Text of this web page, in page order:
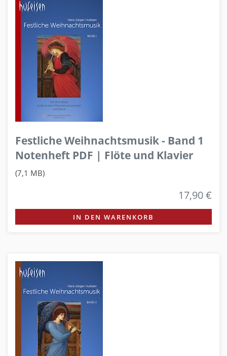
Festliche Weihnachtsmusik - Band 1
Notenheft PDF | Flöte und Klavier
(7,1 MB)
17,90 €
IN DEN WARENKORB